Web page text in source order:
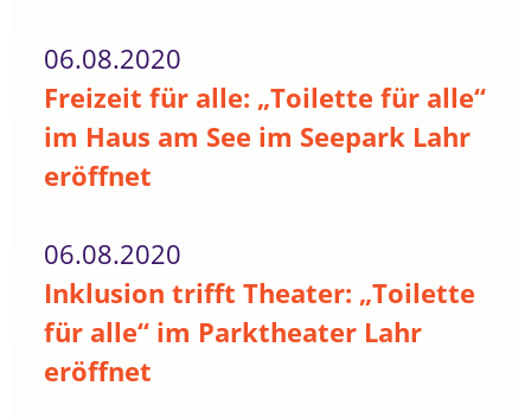
06.08.2020
Freizeit für alle: „Toilette für alle“
im Haus am See im Seepark Lahr
eröffnet
06.08.2020
Inklusion trifft Theater: „Toilette
für alle“ im Parktheater Lahr
eröffnet